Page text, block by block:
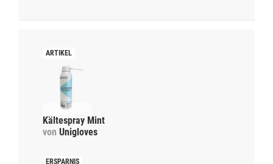
Kältespray Mint
von Unigloves